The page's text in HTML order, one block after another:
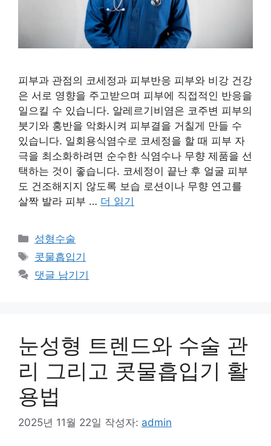
피부과 관점의 코세정과 피부반응 피부와 비강 건강
은 서로 영향을 주고받으며 피부에 직접적인 반응을
일으킬 수 있습니다. 알레르기비염은 코주변 피부의
붓기와 홍반을 악화시켜 피부결을 거칠게 만들 수
있습니다. 일회용식염수로 코세정을 할 때 피부 자
극을 최소화하려면 순수한 식염수나 무향 제품을 선
택하는 것이 좋습니다. 코세정이 끝난 후 얼굴 피부
도 건조해지지 않도록 보습 로션이나 무향 연고를
살짝 발라 피부 … 더 읽기
카
테
고
리
성형수술
태
그
콧물흡입기
댓글 남기기
눈성형 트렌드와 수술 관
리 그리고 콧물흡입기 활
용법
2025년 11월 22일 작성자: admin